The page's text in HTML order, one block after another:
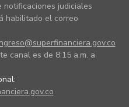
notificaciones judiciales
habilitado el correo
canal es de 8:15 a.m. a